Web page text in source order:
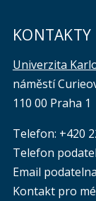
KONTAKTY
Univerzita
náměstí
110 00 Praha 1
Telefon: +420
Telefon
Email
Kontakt pro